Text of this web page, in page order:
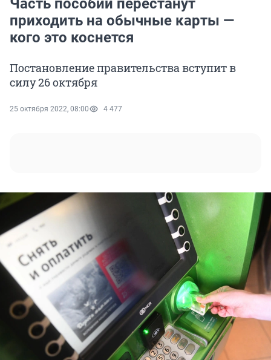
Часть пособий перестанут
приходить на обычные карты —
кого это коснется
Постановление правительства вступит в
силу 26 октября
25 октября 2022, 08:00 4 477